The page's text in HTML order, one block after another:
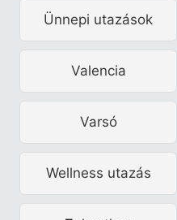
Ünnepi utazások
Valencia
Varsó
Wellness utazás